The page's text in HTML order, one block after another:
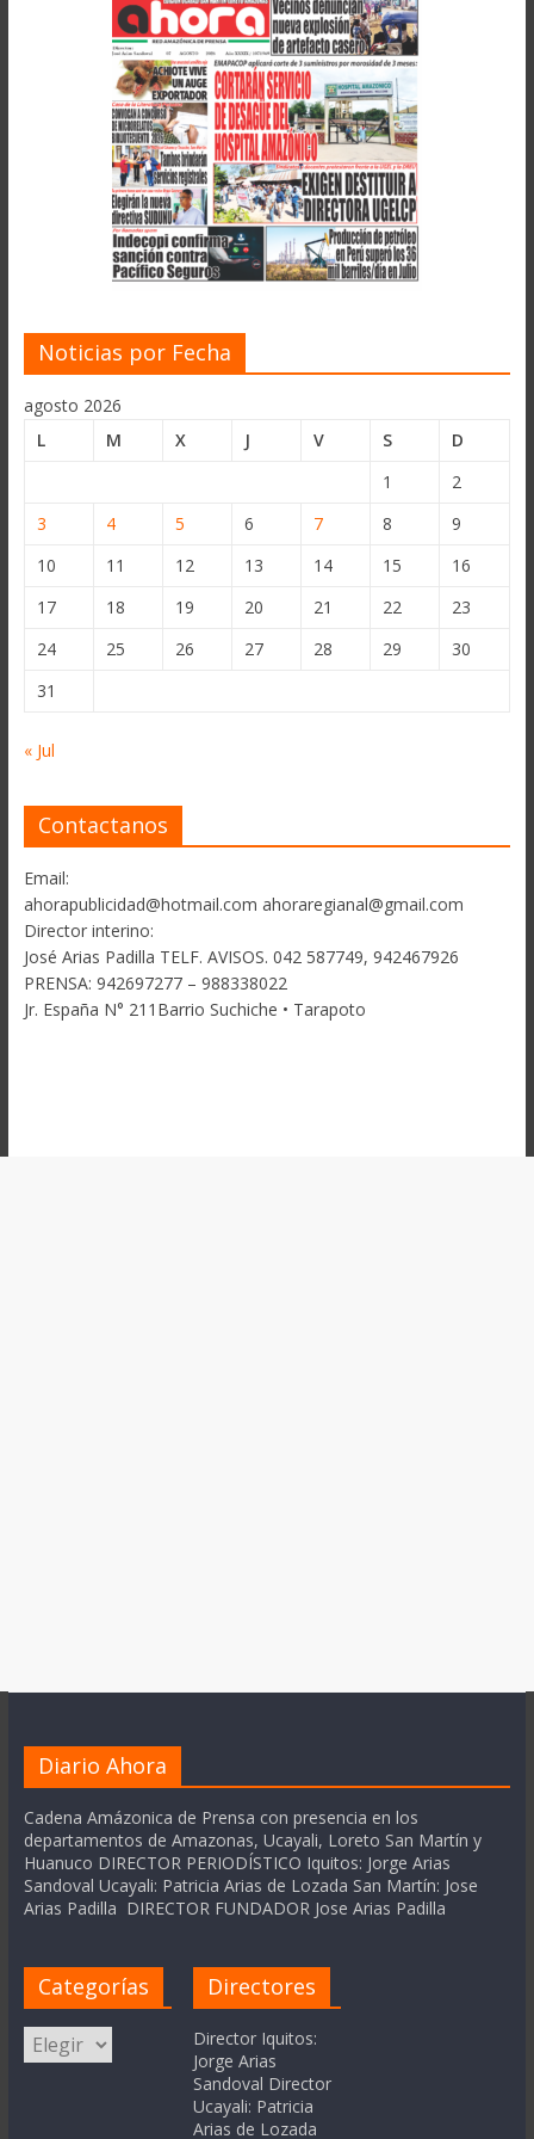
Noticias por Fecha
agosto 2026
L
M X J V S
D
1
2
3
4 5 6 7 8
9
10
11 12 13 14 15
16
17
18 19 20 21 22
23
24
25 26 27 28 29
30
31
« Jul
Contactanos
Email:
ahorapublicidad@hotmail.com ahoraregianal@gmail.com
Director interino:
José Arias Padilla TELF. AVISOS. 042 587749, 942467926
PRENSA: 942697277 – 988338022
Jr. España N° 211Barrio Suchiche • Tarapoto
Diario Ahora
Cadena Amázonica de Prensa con presencia en los
departamentos de Amazonas, Ucayali, Loreto San Martín y
Huanuco DIRECTOR PERIODÍSTICO Iquitos: Jorge Arias
Sandoval Ucayali: Patricia Arias de Lozada San Martín: Jose
Arias Padilla DIRECTOR FUNDADOR Jose Arias Padilla
Categorías
Categorías
Directores
Director Iquitos:
Jorge Arias
Sandoval Director
Ucayali: Patricia
Arias de Lozada